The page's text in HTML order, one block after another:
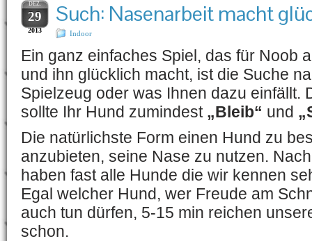
DEZ.
29
2013
Such: Nasenarbeit macht
Indoor
Ein ganz einfaches Spiel, das für Noob
und ihn glücklich macht, ist die Suche
Spielzeug oder was Ihnen dazu einfällt.
sollte Ihr Hund zumindest „Bleib“ und
Die natürlichste Form einen Hund zu
anzubieten, seine Nase zu nutzen.
haben fast alle Hunde die wir kennen
Egal welcher Hund, wer Freude am
auch tun dürfen, 5-15 min reichen
schon.